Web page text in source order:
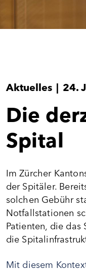
Aktuelles 24.
Die
Spital
Im Zürcher
der Spitäler.
solchen Gebühr
Notfallstationen
Patienten, die
die
Mit diesem